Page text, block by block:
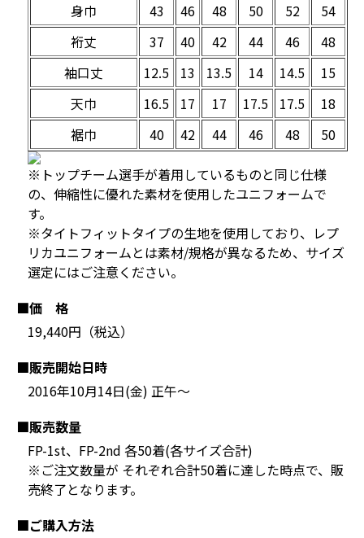
身巾 43 46 48 50 52
54
裄丈
37 40 42 44 46
48
袖口丈
12.5 13 13.5 14 14.5
15
天巾
16.5 17 17 17.5 17.5
18
裾巾
40 42 44 46 48 50
※トップチーム選手が着用しているものと同じ仕様
の、伸縮性に優れた素材を使用したユニフォームで
す。
※タイトフィットタイプの生地を使用しており、レプ
リカユニフォームとは素材/規格が異なるため、サイズ
選定にはご注意ください。
■価 格
19,440円（税込）
■販売開始日時
2016年10月14日(金) 正午～
■販売数量
FP-1st、FP-2nd 各50着(各サイズ合計)
※ご注文数量が それぞれ合計50着に達した時点で、販
売終了となります。
■ご購入方法